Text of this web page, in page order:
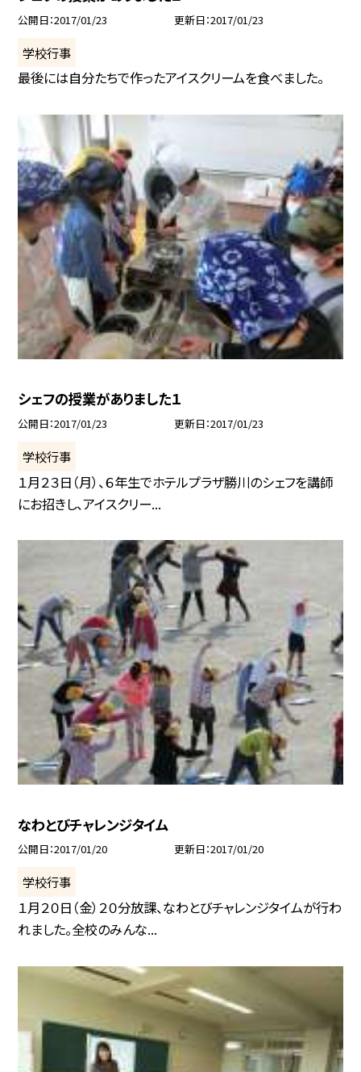
公開日 2017/01/23 更新日 2017/01/23
学校行事
最後には自分たちで作ったアイスクリームを食べました。
シェフの授業がありました１
公開日 2017/01/23 更新日 2017/01/23
学校行事
１月２３日（月）、６年生でホテルプラザ勝川のシェフを講師
にお招きし、アイスクリー...
なわとびチャレンジタイム
公開日 2017/01/20 更新日 2017/01/20
学校行事
１月２０日（金）２０分放課、なわとびチャレンジタイムが行わ
れました。全校のみんな...